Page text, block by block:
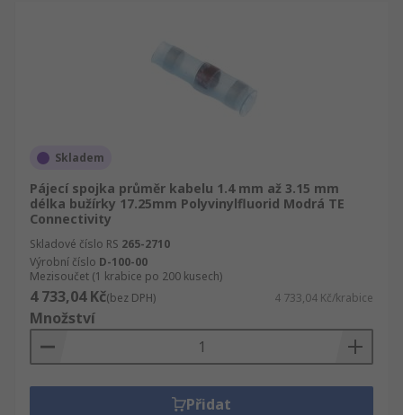
Skladem
Pájecí spojka průměr kabelu 1.4 mm až 3.15 mm
délka bužírky 17.25mm Polyvinylfluorid Modrá TE
Connectivity
Skladové číslo RS 265-2710
Výrobní číslo D-100-00
Mezisoučet (1 krabice po 200 kusech)
4 733,04 Kč(bez DPH) 4 733,04 Kč/krabice
Množství
Přidat